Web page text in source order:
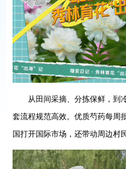
从田间采摘、分拣保鲜，到
套流程规范高效。优质芍药每周
国打开国际市场，还带动周边村